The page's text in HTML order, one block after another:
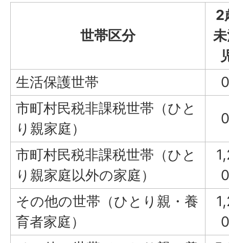
世帯区分
2
生活保護世帯
市町村民税非課税世帯（ひと
り親家庭）
市町村民税非課税世帯（ひと
り親家庭以外の家庭）
その他の世帯（ひとり親・養
育者家庭）